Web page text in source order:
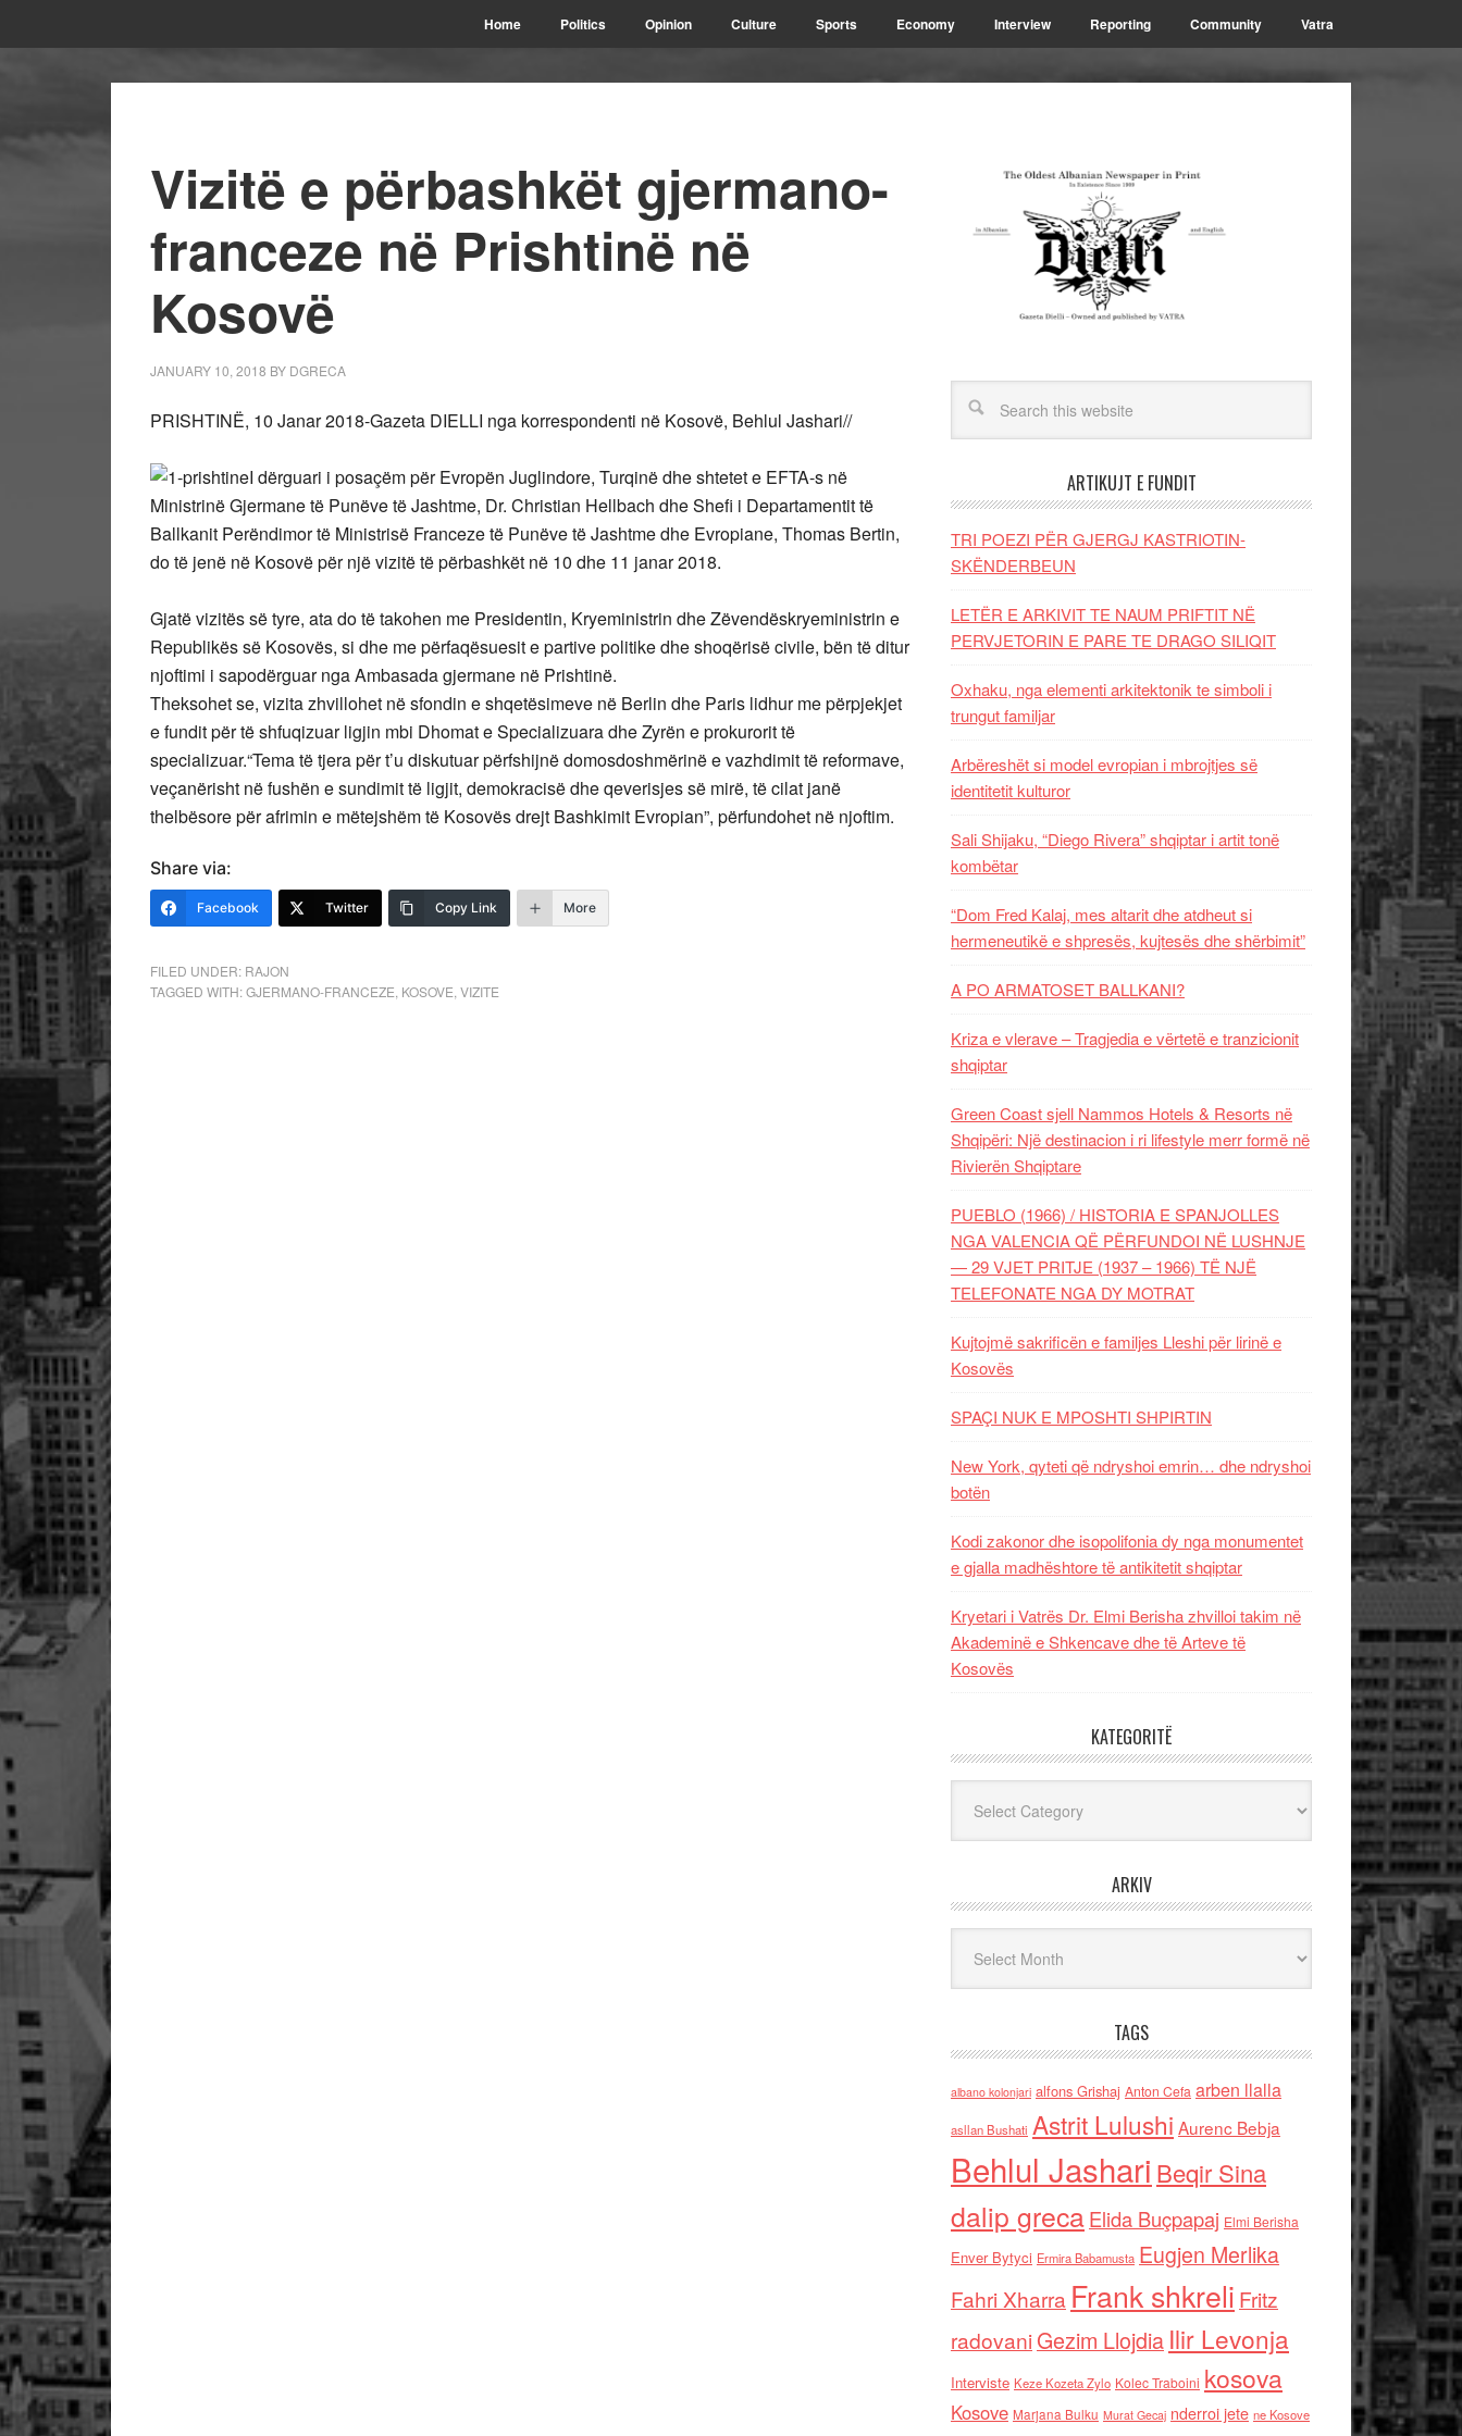
Home Politics Opinion Culture Sports Economy Interview Reporting Community Vatra
Vizitë e përbashkët gjermano-
franceze në Prishtinë në
Kosovë
JANUARY 10, 2018 BY DGRECA
PRISHTINË, 10 Janar 2018-Gazeta DIELLI nga korrespondenti në Kosovë, Behlul Jashari//
I dërguari i posaçëm për Evropën Juglindore, Turqinë dhe shtetet e EFTA-s në
Ministrinë Gjermane të Punëve të Jashtme, Dr. Christian Hellbach dhe Shefi i Departamentit të
Ballkanit Perëndimor të Ministrisë Franceze të Punëve të Jashtme dhe Evropiane, Thomas Bertin,
do të jenë në Kosovë për një vizitë të përbashkët në 10 dhe 11 janar 2018.
Gjatë vizitës së tyre, ata do të takohen me Presidentin, Kryeministrin dhe Zëvendëskryeministrin e
Republikës së Kosovës, si dhe me përfaqësuesit e partive politike dhe shoqërisë civile, bën të ditur
njoftimi i sapodërguar nga Ambasada gjermane në Prishtinë.
Theksohet se, vizita zhvillohet në sfondin e shqetësimeve në Berlin dhe Paris lidhur me përpjekjet
e fundit për të shfuqizuar ligjin mbi Dhomat e Specializuara dhe Zyrën e prokurorit të
specializuar.“Tema të tjera për t’u diskutuar përfshijnë domosdoshmërinë e vazhdimit të reformave,
veçanërisht në fushën e sundimit të ligjit, demokracisë dhe qeverisjes së mirë, të cilat janë
thelbësore për afrimin e mëtejshëm të Kosovës drejt Bashkimit Evropian”, përfundohet në njoftim.
Share via:
Facebook Twitter Copy Link More
FILED UNDER: RAJON
TAGGED WITH:GJERMANO-FRANCEZE KOSOVE VIZITE
ARTIKUJT E FUNDIT
TRI POEZI PËR GJERGJ KASTRIOTIN-
SKËNDERBEUN
LETËR E ARKIVIT TE NAUM PRIFTIT NË
PERVJETORIN E PARE TE DRAGO SILIQIT
Oxhaku, nga elementi arkitektonik te simboli i
trungut familjar
Arbëreshët si model evropian i mbrojtjes së
identitetit kulturor
Sali Shijaku, “Diego Rivera” shqiptar i artit tonë
kombëtar
“Dom Fred Kalaj, mes altarit dhe atdheut si
hermeneutikë e shpresës, kujtesës dhe shërbimit”
A PO ARMATOSET BALLKANI?
Kriza e vlerave – Tragjedia e vërtetë e tranzicionit
shqiptar
Green Coast sjell Nammos Hotels & Resorts në
Shqipëri: Një destinacion i ri lifestyle merr formë në
Rivierën Shqiptare
PUEBLO (1966) / HISTORIA E SPANJOLLES
NGA VALENCIA QË PËRFUNDOI NË LUSHNJE
— 29 VJET PRITJE (1937 – 1966) TË NJË
TELEFONATE NGA DY MOTRAT
Kujtojmë sakrificën e familjes Lleshi për lirinë e
Kosovës
SPAÇI NUK E MPOSHTI SHPIRTIN
New York, qyteti që ndryshoi emrin… dhe ndryshoi
botën
Kodi zakonor dhe isopolifonia dy nga monumentet
e gjalla madhështore të antikitetit shqiptar
Kryetari i Vatrës Dr. Elmi Berisha zhvilloi takim në
Akademinë e Shkencave dhe të Arteve të
Kosovës
KATEGORITË
ARKIV
TAGS
albano kolonjari alfons Grishaj Anton Cefa arben llalla
asllan Bushati Astrit Lulushi Aurenc Bebja
Behlul Jashari Beqir Sina
dalip grecaElida Buçpapaj Elmi Berisha
Enver Bytyci Ermira Babamusta Eugjen Merlika
Fahri Xharra Frank shkreli Fritz
radovaniGezim Llojdia Ilir Levonja
Interviste Keze Kozeta Zylo Kolec Traboini kosova
Kosove Marjana Bulku Murat Gecaj nderroi jete ne Kosove